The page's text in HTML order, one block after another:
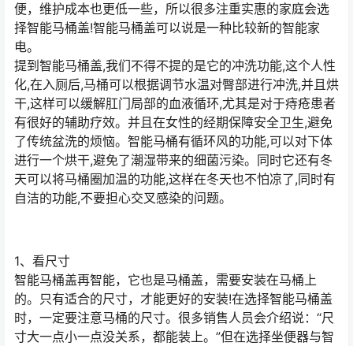
便，维护成本也更低一些，所以很多注重实惠的家庭会选
择智能马桶盖!智能马桶盖可以说是一种比较新的智能家
电。
提到智能马桶盖,我们不得不提的是它的冲洗功能,这个人性
化,在入厕后,马桶可以根据调节水温对臀部进行冲洗,并且烘
干,这样可以缓解肛门局部的血液循环,尤其是对于痔疮患者
有很好的辅助疗效。并且在女性的经期保障安全卫生,避免
了传统盆洗的烦恼。智能马桶有循环风的功能,可以对下体
进行一个烘干,避免了潮湿带来的细菌污染。同时它还有冬
天可以将马桶圈加温的功能,这样在冬天也不怕凉了,同时有
自洁的功能,不要担心交叉感染的问题。
1、看尺寸
智能马桶盖再智能，它也是马桶盖，需要安装在马桶上
的。只有适合的尺寸，才能更好的安装!在选择智能马桶盖
时，一定要注意马桶的尺寸。很多销售人员会介绍说：“尺
寸大一点小一点没关系，都能装上。”但在选择坐便器与智